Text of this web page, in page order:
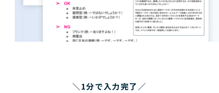
＼1分で入力完了／